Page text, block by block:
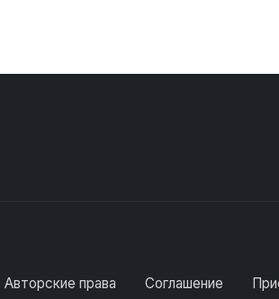
Авторские права Соглашение